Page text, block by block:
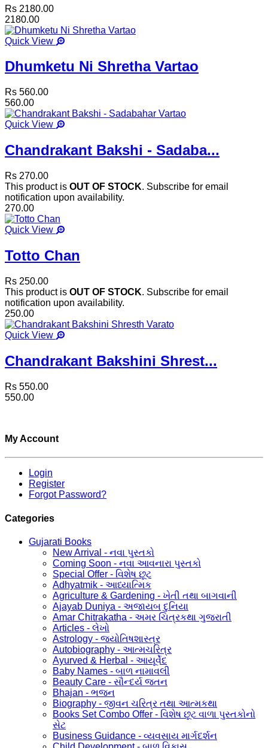
Rs 2180.00
2180.00
Quick View
Dhumketu Ni Shretha Vartao
Rs 560.00
560.00
Quick View
Chandrakant Bakshi - Sadaba...
Rs 270.00
This product is OUT OF STOCK. Subscribe for email
notification upon availability.
270.00
Quick View
Totto Chan
Rs 250.00
This product is OUT OF STOCK. Subscribe for email
notification upon availability.
250.00
Quick View
Chandrakant Bakshini Shrest...
Rs 550.00
550.00
My Account
Login
Register
Forgot Password?
Categories
Gujarati Books
New Arrival - નવા પુસ્તકો
Coming Soon - નવા આવનારા પુસ્તકો
Special Offer - વિશેષ છૂટ
Adhyatmik - આધ્યાત્મિક
Agriculture & Gardening - ખેતી તથા બાગવાની
Ajayab Duniya - અજાયબ દુનિયા
Amar Chitrakatha - અમર ચિત્રકથા ગુજરાતી
Articles - લેખો
Astrology - જ્યોતિષશાસ્ત્ર
Autobiography - આત્મચરિત્ર
Ayurved & Herbal - આયૂર્વેદ
Baby Names - બાળ નામાવલી
Beauty Care - સૌન્દર્ય જતન
Bhajan - ભજન
Biography - જીવન ચરિત્ર તથા આત્મકથા
Books Set Combo Offer - વિશેષ છૂટ વાળા પુસ્તકોનો
સેટ
Business Guidance - વ્યવસાય માર્ગદર્શન